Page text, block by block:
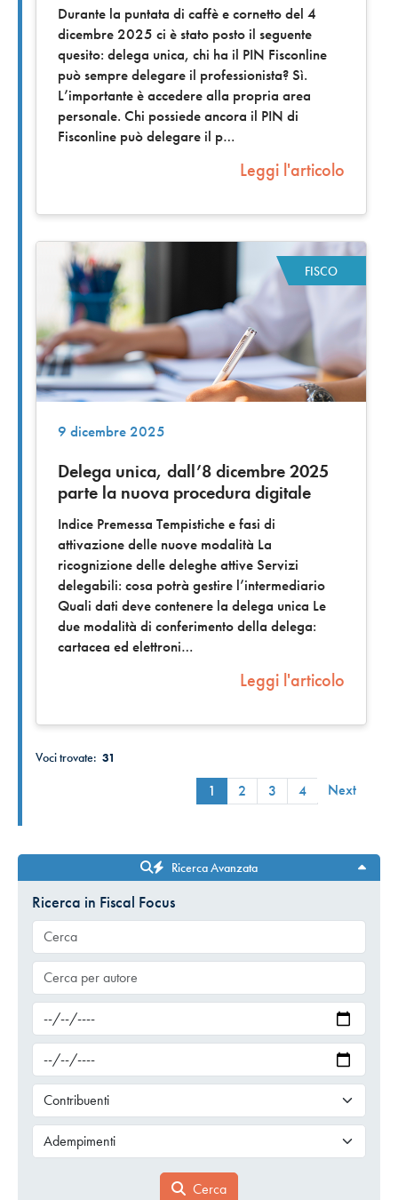
Durante la puntata di caffè e cornetto del 4
dicembre 2025 ci è stato posto il seguente
quesito: delega unica, chi ha il PIN Fisconline
può sempre delegare il professionista? Sì.
L’importante è accedere alla propria area
personale. Chi possiede ancora il PIN di
Fisconline può delegare il p
Leggi l'articolo
FISCO
9 dicembre 2025
Delega unica, dall’8 dicembre 2025
parte la nuova procedura digitale
Indice Premessa Tempistiche e fasi di
attivazione delle nuove modalità La
ricognizione delle deleghe attive Servizi
delegabili: cosa potrà gestire l’intermediario
Quali dati deve contenere la delega unica Le
due modalità di conferimento della delega:
cartacea ed elettroni
Leggi l'articolo
Voci trovate: 31
1 2 3 4 Next
Ricerca Avanzata
Ricerca in Fiscal Focus
Cerca